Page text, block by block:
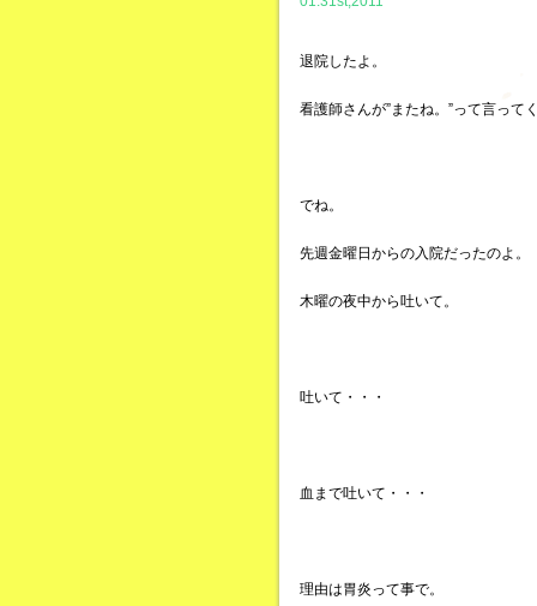
退院したよ。
看護師さんが”またね。”って言って
でね。
先週金曜日からの入院だったのよ。
木曜の夜中から吐いて。
吐いて・・・
血まで吐いて・・・
理由は胃炎って事で。